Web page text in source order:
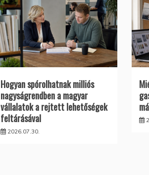
Hogyan spórolhatnak milliós
nagyságrendben a magyar
vállalatok a rejtett lehetőségek
feltárásával
2026.07.30.